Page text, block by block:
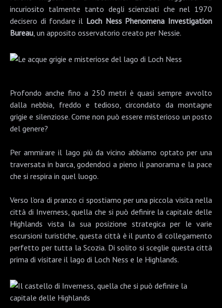
incuriosito talmente tanto degli scienziati che nel 1970
decisero di fondare il Loch Ness Phenomena Investigation
Bureau, un apposito osservatorio creato per Nessie.
Profondo anche fino a 250 metri è quasi sempre avvolto
dalla nebbia, freddo e tedioso, circondato da montagne
grigie e silenziose. Come non può essere misterioso un posto
del genere?
Per ammirare il lago più da vicino abbiamo optato per una
traversata in barca, godendoci a pieno il panorama e la pace
che si respira in quel luogo.
Verso l’ora di pranzo ci spostiamo per una piccola visita nella
città di Inverness, quella che si può definire la capitale delle
Highlands vista la sua posizione strategica per le varie
escursioni turistiche, questa città è il punto di collegamento
perfetto per tutta la Scozia. Di solito si sceglie questa città
prima di visitare il lago di Loch Ness e le Highlands.